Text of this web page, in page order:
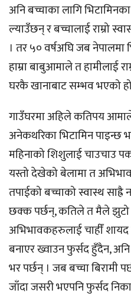
अनि बच्चाका लागि
ल्याउँछन् र बच्चालाई राम्रो
। तर ५० वर्षअघि जब नेपालमा
हाम्रा बाबुआमाले त हामीलाई
घरकै खानाबाट सम्भव भएको हो
गाउँघरमा अहिले कतिपय
अनेकथरिका भिटामिन
महिनाको शिशुलाई चाउचाउ
यस्तो देखेको बेलामा त
तपाईको बच्चाको स्वास्थ साह्रै
छक्क पर्छन्, कतिले त मैले झुटो
अभिभावकहरुलाई चाहीँ शायद
बनाएर ख्वाउन फुर्सद हुँदैन,
भर पर्छन् । जब बच्चा बिरामी
जाँदा जसरी भएपनि फुर्सद